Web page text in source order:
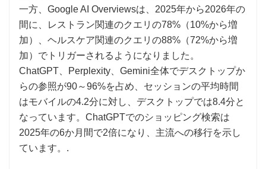
一方、Google AI Overviewsは、2025年から2026年の
間に、レストラン関連のクエリの78%（10%から増
加）、ヘルスケア関連のクエリの88%（72%から増
加）でトリガーされるようになりました。
ChatGPT、Perplexity、Gemini全体でデスクトップか
らの参照が90～96%を占め、セッションの平均時間
はモバイルの4.2分に対し、デスクトップでは8.4分と
なっています。ChatGPTでのショッピング検索は
2025年の6か月間で2倍になり、主流への移行を示し
ています。.